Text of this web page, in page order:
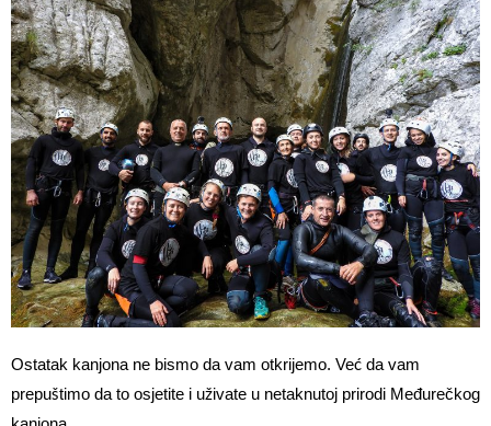
Ostatak kanjona ne bismo da vam otkrijemo. Već da vam
prepuštimo da to osjetite i uživate u netaknutoj prirodi Međurečkog